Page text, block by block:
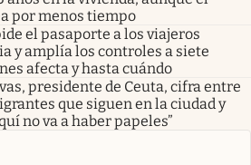
por menos tiempo
el pasaporte a los viajeros
y amplía los controles a siete
afecta y hasta cuándo
presidente de Ceuta, cifra entre
que siguen en la ciudad y
no va a haber papeles”